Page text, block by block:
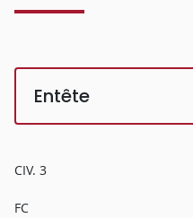
Entête
CIV. 3
FC